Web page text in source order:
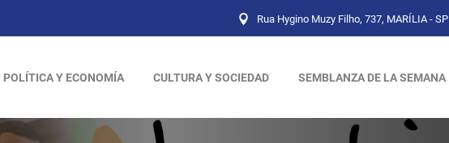
Rua Hygino Muzy Filho, 737, MARÍLIA - SP
POLÍTICA Y ECONOMÍA CULTURA Y SOCIEDAD SEMBLANZA DE LA SEMANA